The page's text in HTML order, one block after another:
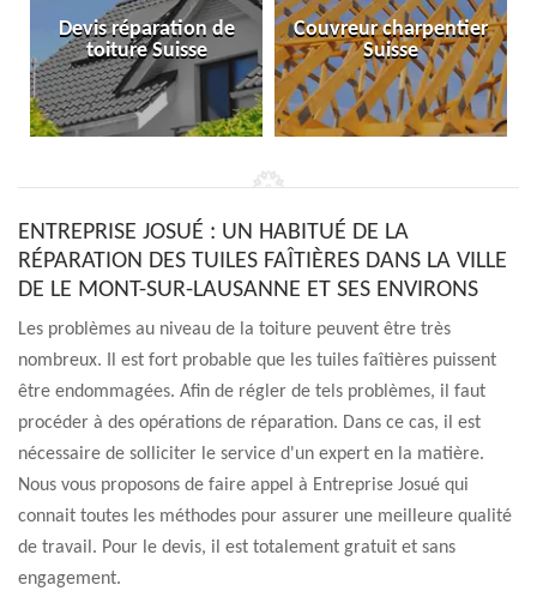
de
Suisse
Couvreur charpentier
Suisse
Bâchage de
Suisse
ENTREPRISE JOSUÉ : UN HABITUÉ DE LA
RÉPARATION DES TUILES FAÎTIÈRES DANS LA VILLE
DE LE MONT-SUR-LAUSANNE ET SES ENVIRONS
Les problèmes au niveau de la toiture peuvent être très
nombreux. Il est fort probable que les tuiles faîtières puissent
être endommagées. Afin de régler de tels problèmes, il faut
procéder à des opérations de réparation. Dans ce cas, il est
nécessaire de solliciter le service d'un expert en la matière.
Nous vous proposons de faire appel à Entreprise Josué qui
connait toutes les méthodes pour assurer une meilleure qualité
de travail. Pour le devis, il est totalement gratuit et sans
engagement.